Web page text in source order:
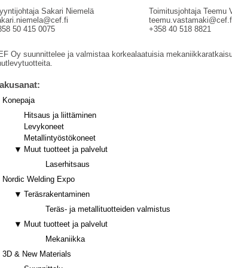
Sakari Niemelä
50 415 0075
Toimitusjohtaja Teemu
+358 40 518 8821
Oy suunnittelee ja valmistaa korkealaatuisia
Konepaja
Hitsaus ja liittäminen
Levykoneet
Metallintyöstökoneet
Muut tuotteet ja palvelut
Laserhitsaus
Nordic Welding Expo
Teräsrakentaminen
Teräs- ja metallituotteiden valmistus
Muut tuotteet ja palvelut
Mekaniikka
3D & New Materials